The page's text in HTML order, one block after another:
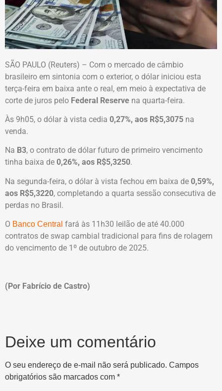
SÃO PAULO (Reuters) – Com o mercado de câmbio
brasileiro em sintonia com o exterior, o dólar iniciou esta
terça-feira em baixa ante o real, em meio à expectativa de
corte de juros pelo Federal Reserve na quarta-feira.
Às 9h05, o dólar à vista cedia 0,27%, aos R$5,3075 na
venda.
Na B3, o contrato de dólar futuro de primeiro vencimento
tinha baixa de 0,26%, aos R$5,3250.
Na segunda-feira, o dólar à vista fechou em baixa de 0,59%,
aos R$5,3220, completando a quarta sessão consecutiva de
perdas no Brasil.
O Banco Central fará às 11h30 leilão de até 40.000
contratos de swap cambial tradicional para fins de rolagem
do vencimento de 1º de outubro de 2025.
(Por Fabrício de Castro)
Deixe um comentário
O seu endereço de e-mail não será publicado. Campos
obrigatórios são marcados com *